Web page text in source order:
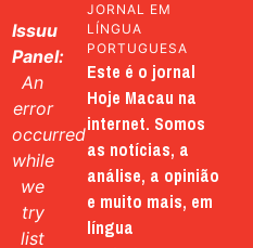
Issuu
Panel:
An
error
occurred
while
we
try
list
JORNAL EM
LÍNGUA
PORTUGUESA
Este é o jornal
Hoje Macau na
internet. Somos
as notícias, a
análise, a opinião
e muito mais, em
língua